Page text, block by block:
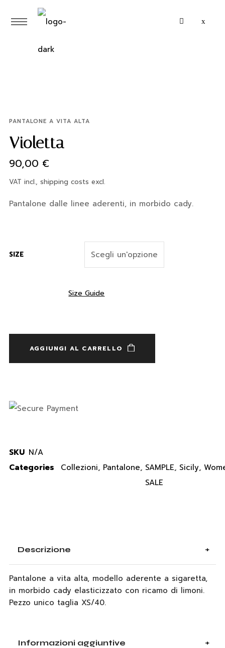
PANTALONE A VITA ALTA
Violetta
90,00 €
VAT incl., shipping costs excl.
Pantalone dalle linee aderenti, in morbido cady.
SIZE
Size Guide
AGGIUNGI AL CARRELLO
SKU N/A
Categories
Collezioni, Pantalone, SAMPLE
SALE
, Sicily,
Descrizione
Pantalone a vita alta, modello aderente a sigaretta,
in morbido cady elasticizzato con ricamo di limoni.
Pezzo unico taglia XS/40.
Informazioni aggiuntive